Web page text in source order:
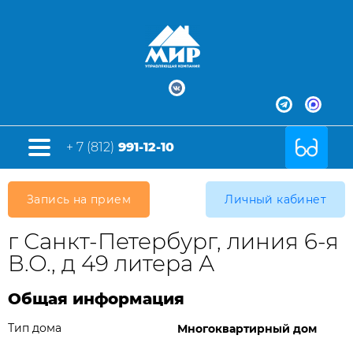
+ 7 (812) 991-12-10
Запись на прием Личный кабинет
г Санкт-Петербург, линия 6-я
В.О., д 49 литера А
Общая информация
Тип дома
Многоквартирный дом